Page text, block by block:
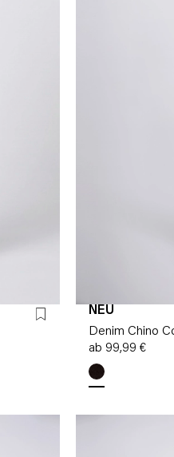
NEU
Denim Chino
ab 99,99 €